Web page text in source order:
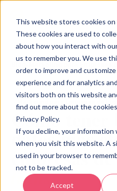
This website stores cookies
These cookies are used to
about how you interact with
us to remember you. We use
order to improve and
experience and for analytics
visitors both on this website
find out more about the
Privacy Policy.
If you decline, your information
when you visit this website. A
used in your browser to
not to be tracked.
Accept
IDIOMA
🇲🇽 Español
Servicios
Industrias
Marketing para Empresas
Cómo tener bases de datos
logística o transporte.
Cómo tener
datos más
empresas
transporte.